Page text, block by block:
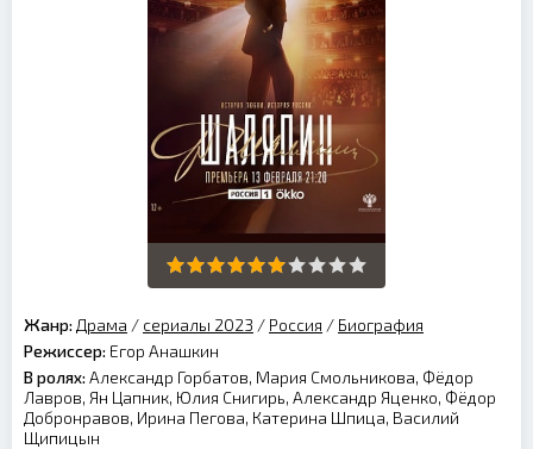
Жанр: Драма / сериалы 2023 / Россия / Биография
Режиссер: Егор Анашкин
В ролях: Александр Горбатов, Мария Смольникова, Фёдор
Лавров, Ян Цапник, Юлия Снигирь, Александр Яценко, Фёдор
Добронравов, Ирина Пегова, Катерина Шпица, Василий
Щипицын